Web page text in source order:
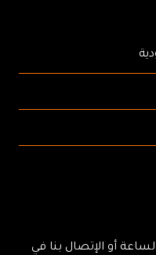
أو الإتصال بنا في